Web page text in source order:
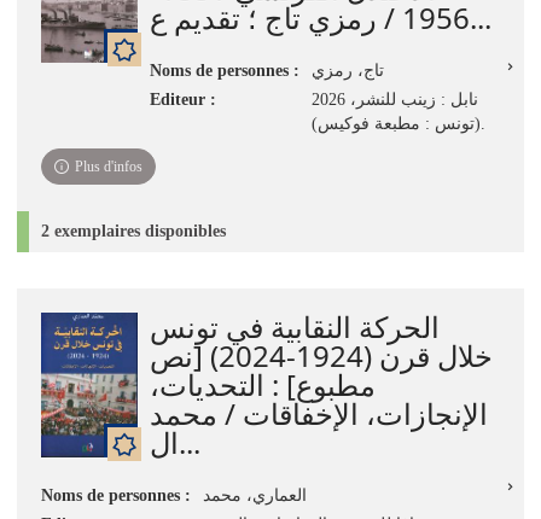
1956 / رمزي تاج ؛ تقديم ع...
Noms de personnes :
تاج، رمزي
Editeur :
نابل : زينب للنشر، 2026
(تونس : مطبعة فوكيس).
Plus d'infos
2 exemplaires disponibles
الحركة النقابية في تونس
خلال قرن (1924-2024) [نص
مطبوع] : التحديات،
الإنجازات، الإخفاقات / محمد
ال...
Noms de personnes :
العماري، محمد